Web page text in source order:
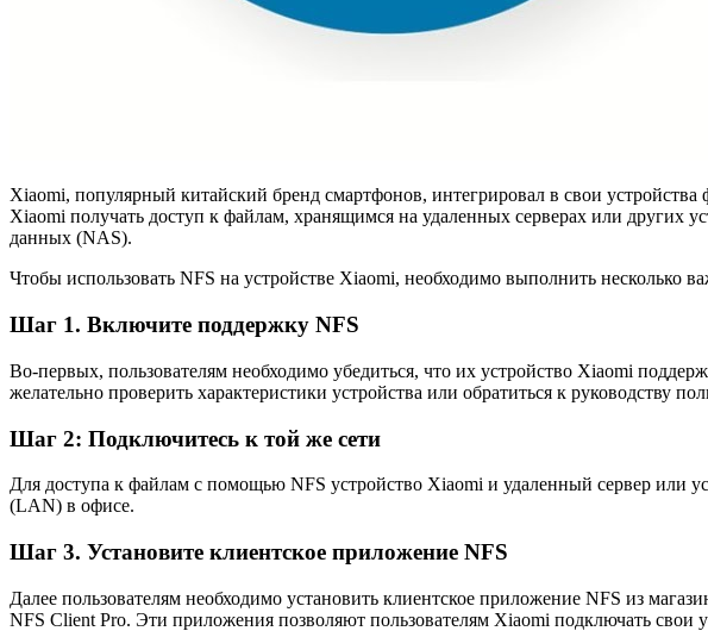
Xiaomi, популярный китайский бренд смартфонов, интегрировал в свои
Xiaomi получать доступ к файлам, хранящимся на удаленных серверах или других
данных (NAS).
Чтобы использовать NFS на устройстве Xiaomi, необходимо выполнить несколько
Шаг 1. Включите поддержку NFS
Во-первых, пользователям необходимо убедиться, что их устройство Xiaomi
желательно проверить характеристики устройства или обратиться к руководству
Шаг 2: Подключитесь к той же сети
Для доступа к файлам с помощью NFS устройство Xiaomi и удаленный сервер или
(LAN) в офисе.
Шаг 3. Установите клиентское приложение NFS
Далее пользователям необходимо установить клиентское приложение NFS из
NFS Client Pro. Эти приложения позволяют пользователям Xiaomi подключать свои